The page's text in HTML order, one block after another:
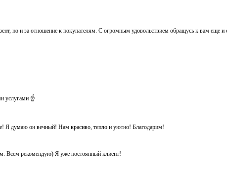
но и за отношение к покупателям. С огромным удовольствием обращусь к вам еще
услугами ☝️
Я думаю он вечный! Нам красиво, тепло и уютно! Благодарим!
Всем рекомендую) Я уже постоянный клиент!